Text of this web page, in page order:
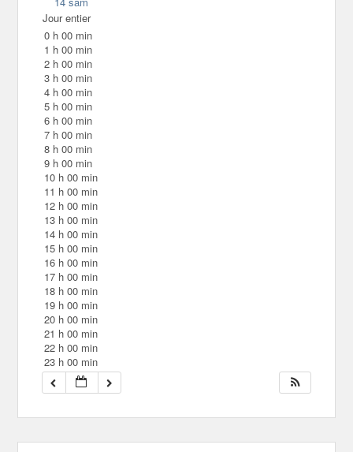
Jour entier
0 h 00 min
1 h 00 min
2 h 00 min
3 h 00 min
4 h 00 min
5 h 00 min
6 h 00 min
7 h 00 min
8 h 00 min
9 h 00 min
10 h 00 min
11 h 00 min
12 h 00 min
13 h 00 min
14 h 00 min
15 h 00 min
16 h 00 min
17 h 00 min
18 h 00 min
19 h 00 min
20 h 00 min
21 h 00 min
22 h 00 min
23 h 00 min